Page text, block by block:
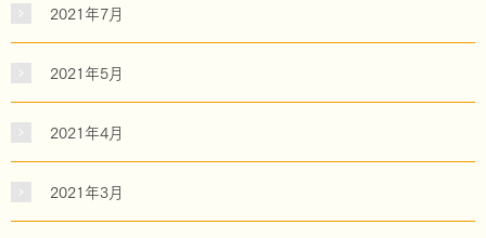
2021年7月
2021年5月
2021年4月
2021年3月